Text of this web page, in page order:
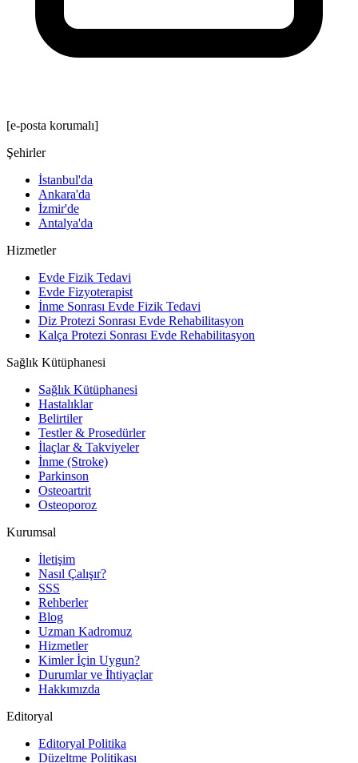
[e-posta korumalı]
Şehirler
İstanbul'da
Ankara'da
İzmir'de
Antalya'da
Hizmetler
Evde Fizik Tedavi
Evde Fizyoterapist
İnme Sonrası Evde Fizik Tedavi
Diz Protezi Sonrası Evde Rehabilitasyon
Kalça Protezi Sonrası Evde Rehabilitasyon
Sağlık Kütüphanesi
Sağlık Kütüphanesi
Hastalıklar
Belirtiler
Testler & Prosedürler
İlaçlar & Takviyeler
İnme (Stroke)
Parkinson
Osteoartrit
Osteoporoz
Kurumsal
İletişim
Nasıl Çalışır?
SSS
Rehberler
Blog
Uzman Kadromuz
Hizmetler
Kimler İçin Uygun?
Durumlar ve İhtiyaçlar
Hakkımızda
Editoryal
Editoryal Politika
Düzeltme Politikası